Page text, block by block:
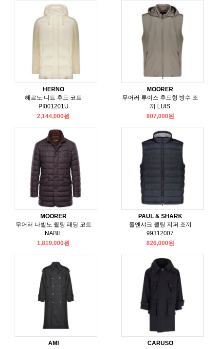
HERNO
헤르노 니트 후드 코트
PI001201U
2,144,000원
MOORER
무어러 루이스 후드형 방수 조
끼 LUIS
807,000원
MOORER
무어러 나빌노 퀼팅 패딩 코트
NABIL
1,819,000원
PAUL & SHARK
폴앤샤크 퀼팅 지퍼 조끼
99312007
826,000원
AMI
CARUSO